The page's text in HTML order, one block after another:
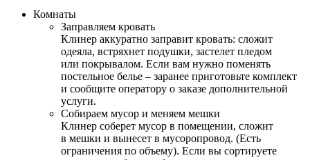
Комнаты
Заправляем кровать
Клинер аккуратно заправит кровать: сложит
одеяла, встряхнет подушки, застелет пледом
или покрывалом. Если вам нужно поменять
постельное белье – заранее приготовьте комплект
и сообщите оператору о заказе дополнительной
услуги.
Собираем мусор и меняем мешки
Клинер соберет мусор в помещении, сложит
в мешки и вынесет в мусоропровод. (Есть
ограничения по объему). Если вы сортируете